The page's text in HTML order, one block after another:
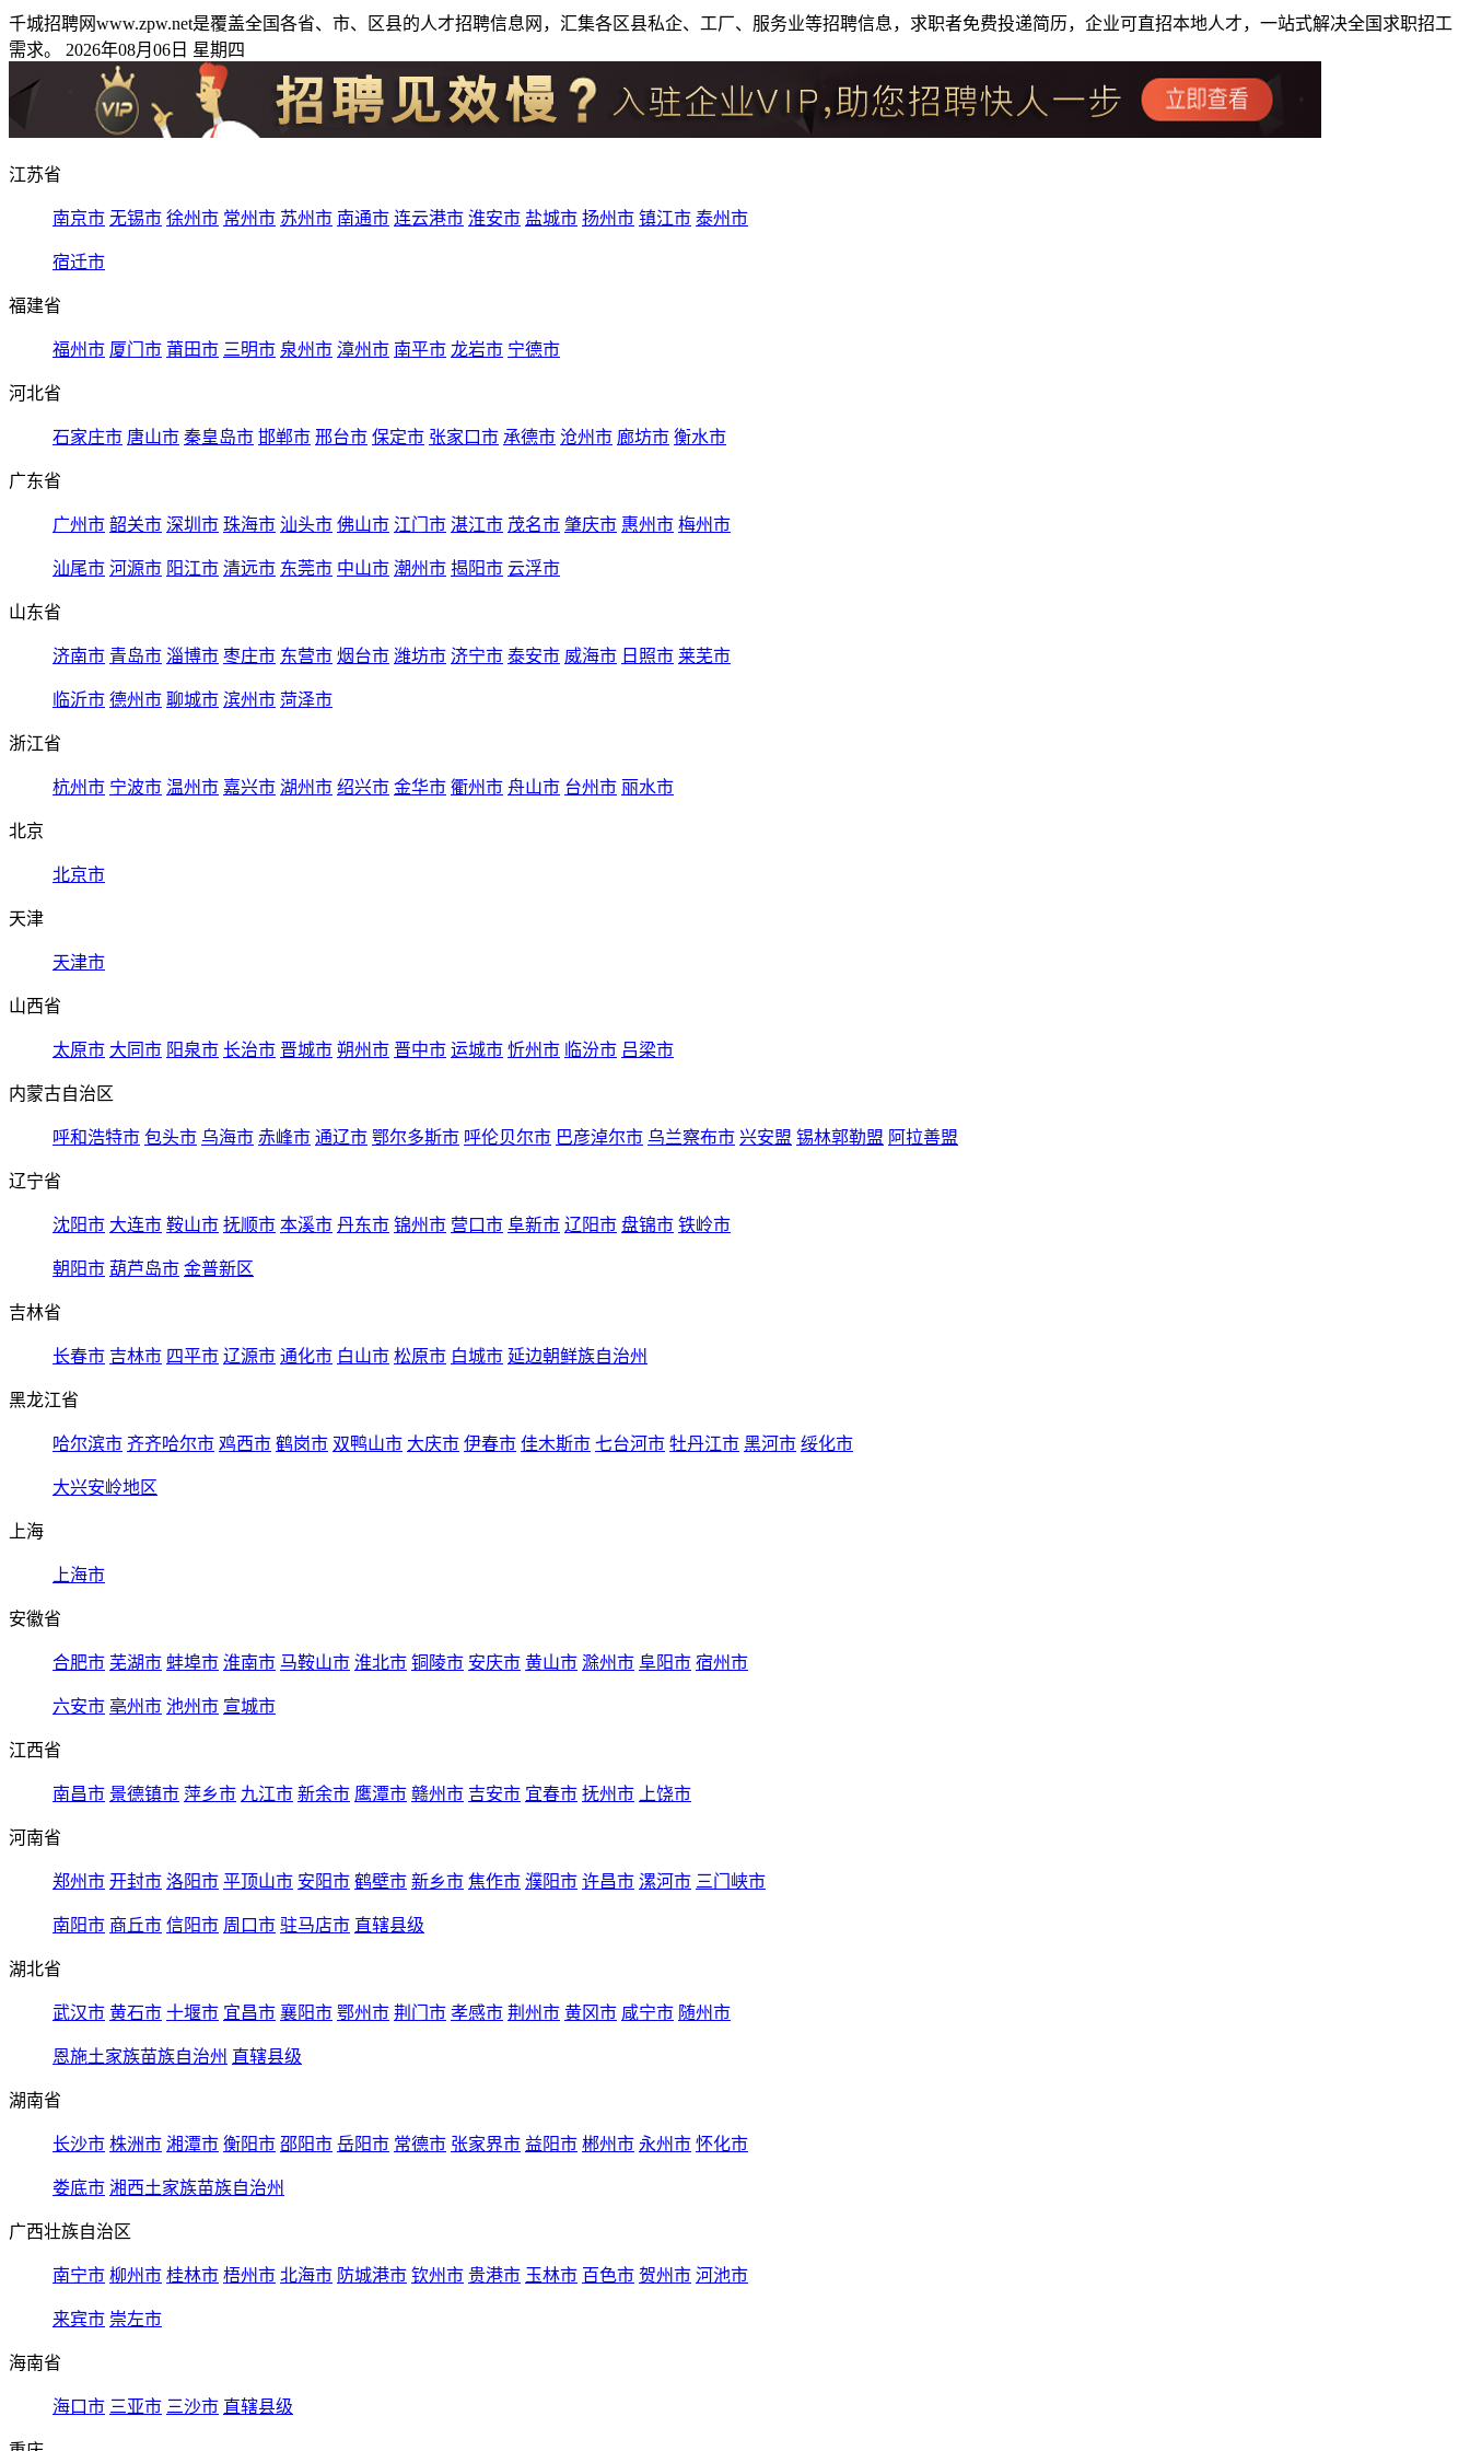
千城招聘网www.zpw.net是覆盖全国各省、市、区县的人才招聘信息网，汇集各区县私企、工厂、服务业等招聘信息，求职者免费投递简历，企业可直招本地人才，一站式解决全国求职招工
需求。 2026年08月06日 星期四
江苏省
南京市 无锡市 徐州市 常州市 苏州市 南通市 连云港市 淮安市 盐城市 扬州市 镇江市 泰州市
宿迁市
福建省
福州市 厦门市 莆田市 三明市 泉州市 漳州市 南平市 龙岩市 宁德市
河北省
石家庄市 唐山市 秦皇岛市 邯郸市 邢台市 保定市 张家口市 承德市 沧州市 廊坊市 衡水市
广东省
广州市 韶关市 深圳市 珠海市 汕头市 佛山市 江门市 湛江市 茂名市 肇庆市 惠州市 梅州市
汕尾市 河源市 阳江市 清远市 东莞市 中山市 潮州市 揭阳市 云浮市
山东省
济南市 青岛市 淄博市 枣庄市 东营市 烟台市 潍坊市 济宁市 泰安市 威海市 日照市 莱芜市
临沂市 德州市 聊城市 滨州市 菏泽市
浙江省
杭州市 宁波市 温州市 嘉兴市 湖州市 绍兴市 金华市 衢州市 舟山市 台州市 丽水市
北京
北京市
天津
天津市
山西省
太原市 大同市 阳泉市 长治市 晋城市 朔州市 晋中市 运城市 忻州市 临汾市 吕梁市
内蒙古自治区
呼和浩特市 包头市 乌海市 赤峰市 通辽市 鄂尔多斯市 呼伦贝尔市 巴彦淖尔市 乌兰察布市 兴安盟 锡林郭勒盟 阿拉善盟
辽宁省
沈阳市 大连市 鞍山市 抚顺市 本溪市 丹东市 锦州市 营口市 阜新市 辽阳市 盘锦市 铁岭市
朝阳市 葫芦岛市 金普新区
吉林省
长春市 吉林市 四平市 辽源市 通化市 白山市 松原市 白城市 延边朝鲜族自治州
黑龙江省
哈尔滨市 齐齐哈尔市 鸡西市 鹤岗市 双鸭山市 大庆市 伊春市 佳木斯市 七台河市 牡丹江市 黑河市 绥化市
大兴安岭地区
上海
上海市
安徽省
合肥市 芜湖市 蚌埠市 淮南市 马鞍山市 淮北市 铜陵市 安庆市 黄山市 滁州市 阜阳市 宿州市
六安市 亳州市 池州市 宣城市
江西省
南昌市 景德镇市 萍乡市 九江市 新余市 鹰潭市 赣州市 吉安市 宜春市 抚州市 上饶市
河南省
郑州市 开封市 洛阳市 平顶山市 安阳市 鹤壁市 新乡市 焦作市 濮阳市 许昌市 漯河市 三门峡市
南阳市 商丘市 信阳市 周口市 驻马店市 直辖县级
湖北省
武汉市 黄石市 十堰市 宜昌市 襄阳市 鄂州市 荆门市 孝感市 荆州市 黄冈市 咸宁市 随州市
恩施土家族苗族自治州 直辖县级
湖南省
长沙市 株洲市 湘潭市 衡阳市 邵阳市 岳阳市 常德市 张家界市 益阳市 郴州市 永州市 怀化市
娄底市 湘西土家族苗族自治州
广西壮族自治区
南宁市 柳州市 桂林市 梧州市 北海市 防城港市 钦州市 贵港市 玉林市 百色市 贺州市 河池市
来宾市 崇左市
海南省
海口市 三亚市 三沙市 直辖县级